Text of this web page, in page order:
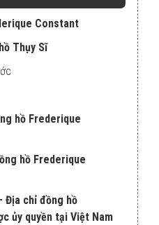
Constant
Thụy Sĩ
hồ Frederique
hồ Frederique
Địa chỉ đồng hồ
ủy quyền tại Việt Nam